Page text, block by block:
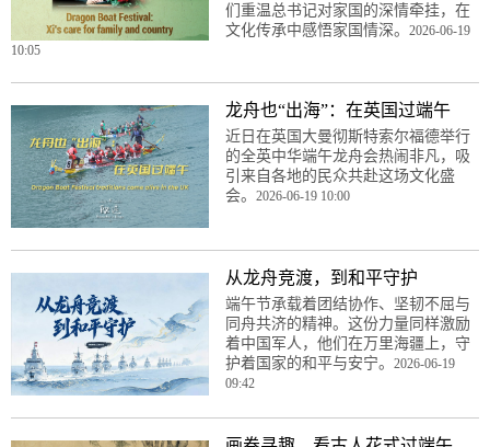
们重温总书记对家国的深情牵挂，在
文化传承中感悟家国情深。 2026-06-19
10:05
龙舟也“出海”：在英国过端午
近日在英国大曼彻斯特索尔福德举行
的全英中华端午龙舟会热闹非凡，吸
引来自各地的民众共赴这场文化盛
会。 2026-06-19 10:00
从龙舟竞渡，到和平守护
端午节承载着团结协作、坚韧不屈与
同舟共济的精神。这份力量同样激励
着中国军人，他们在万里海疆上，守
护着国家的和平与安宁。 2026-06-19
09:42